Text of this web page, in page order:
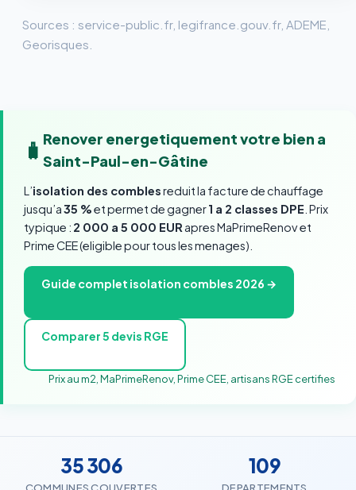
Sources : service-public.fr, legifrance.gouv.fr, ADEME,
Georisques.
🧳 Renover energetiquement votre bien a
Saint-Paul-en-Gâtine
L’isolation des comblesreduit la facture de chauffage
jusqu’a35 %et permet de gagner1 a 2 classes DPE . Prix
typique : 2 000 a 5 000 EUR apres MaPrimeRenov et
Prime CEE (eligible pour tous les menages).
Guide complet isolation combles 2026 →
Comparer 5 devis RGE
Prix au m2, MaPrimeRenov, Prime CEE, artisans RGE certifies
35 306 109